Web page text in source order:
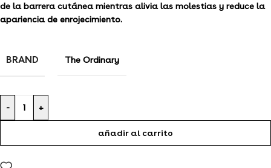
de la barrera cutánea mientras alivia las molestias y reduce la
apariencia de enrojecimiento.
BRAND The Ordinary
- +
añadir al carrito